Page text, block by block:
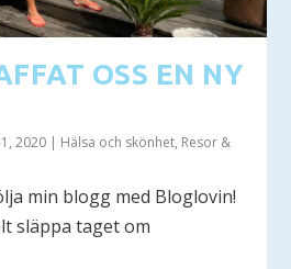
OSS EN NY
2020 | Hälsa och skönhet, Resor &
min blogg med Bloglovin!
släppa taget om